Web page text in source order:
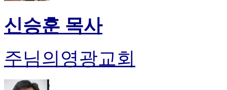
신승훈 목사
주님의영광교회